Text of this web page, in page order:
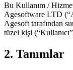
Bu Kullanım /
Agesoftware LTD
Agesoft tarafından
tüzel kişi
2. Tanımlar